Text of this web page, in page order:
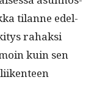
tilanne edel­
rahak­si
kuin sen